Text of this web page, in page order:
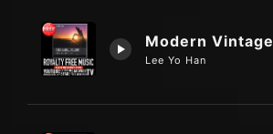
Modern Vintage
Lee Yo Han